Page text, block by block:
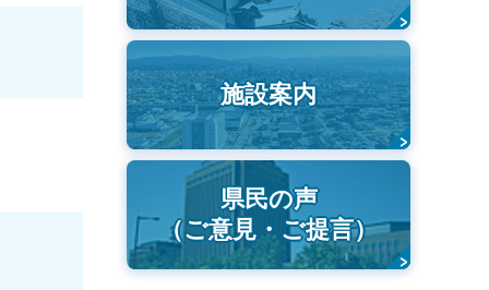
施設案内
県民の声
（ご意見・ご提言）